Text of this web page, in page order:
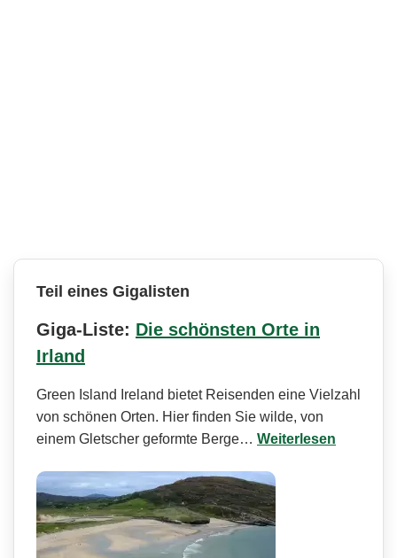
Teil eines Gigalisten
Giga-Liste: Die schönsten Orte in
Irland
Green Island Ireland bietet Reisenden eine Vielzahl
von schönen Orten. Hier finden Sie wilde, von
einem Gletscher geformte Berge… Weiterlesen